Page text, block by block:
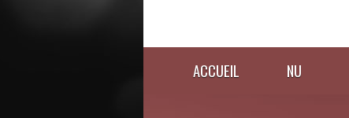
ACCUEIL NU